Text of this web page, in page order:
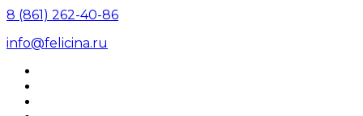
8 (861) 262-40-86
info@felicina.ru